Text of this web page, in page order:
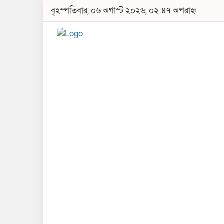
বৃহস্পতিবার, ০৬ অগাস্ট ২০২৬, ০২:৪৭ অপরাহ্ন